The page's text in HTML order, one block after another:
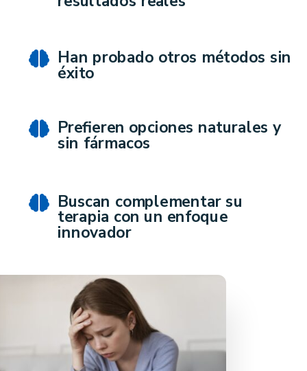
 Han probado otros métodos sin
éxito
 Prefieren opciones naturales y
sin fármacos
 Buscan complementar su
terapia con un enfoque
innovador